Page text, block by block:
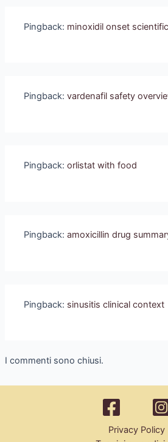
Pingback: minoxidil onset
Pingback:vardenafil safety
Pingback:orlistat with food
Pingback:amoxicillin drug
Pingback: sinusitis clinical context
I commenti sono chiusi.
Privacy Policy